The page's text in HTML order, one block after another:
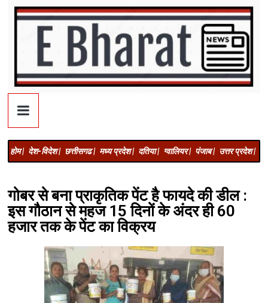
होम | देश-विदेश | छत्तीसगढ | मध्य प्रदेश | दतिया | ग्वालियर | पंजाब | उत्तर प्रदेश |
गोबर से बना प्राकृतिक पेंट है फायदे की डील :
इस गौठान से महज 15 दिनों के अंदर ही 60
हजार तक के पेंट का विक्रय